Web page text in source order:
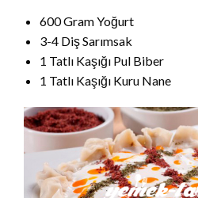
600 Gram Yoğurt
3-4 Diş Sarımsak
1 Tatlı Kaşığı Pul Biber
1 Tatlı Kaşığı Kuru Nane